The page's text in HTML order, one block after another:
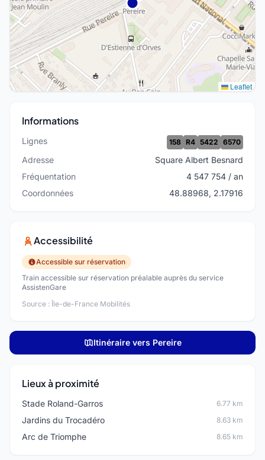
Leaflet
Informations
Lignes 158 R4 5422 6570
Adresse
Square Albert Besnard
Fréquentation
4 547 754 / an
Coordonnées
48.88968, 2.17916
Accessibilité
Accessible sur réservation
Train accessible sur réservation préalable auprès du service
AssistenGare
Source : Île-de-France Mobilités
Itinéraire vers Pereire
Lieux à proximité
Stade Roland-Garros 6.77 km
Jardins du Trocadéro 8.63 km
Arc de Triomphe 8.65 km